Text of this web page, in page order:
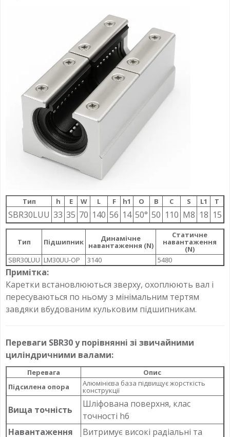
Тип h E W L F h1 О B C S L1 T
SBR30LUU 33 35 70 140 56 14 50° 50 110 M8 18 15
Тип Підшипник Динамічне
навантаження (N)
Статичне
навантаження
(N)
SBR30LUU LM30UU-OP 3140 5480
Примітка:
Каретки встановлюються зверху, охоплюють вал і
пересуваються по ньому з мінімальним тертям
завдяки вбудованим кульковим підшипникам.
Переваги SBR30 у порівнянні зі звичайними
циліндричними валами:
Перевага
Опис
Підсилена опора
Алюмінієва база підвищує жорсткість
конструкції
Вища точність
Шліфована поверхня, клас
точності h6
Навантаження
Витримує високі радіальні та